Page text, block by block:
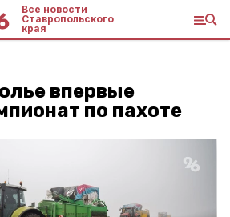
Все новости
Ставропольского
края
впервые
по пахоте